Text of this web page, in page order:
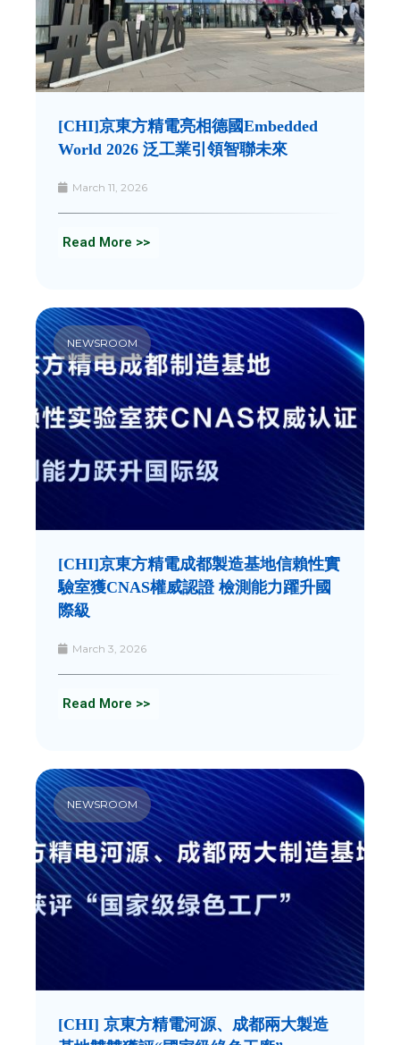
[CHI]京東方精電亮相德國Embedded
World 2026 泛工業引領智聯未來
March 11, 2026
Read More >>
NEWSROOM
[CHI]京東方精電成都製造基地信賴性實
驗室獲CNAS權威認證 檢測能力躍升國
際級
March 3, 2026
Read More >>
NEWSROOM
[CHI] 京東方精電河源、成都兩大製造